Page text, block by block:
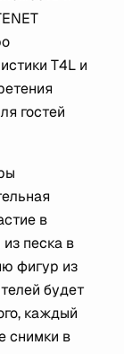
T4L и
гостей
в
песка в
фигур из
будет
каждый
снимки в